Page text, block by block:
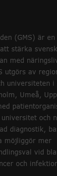
(GMS) är en
stärka
med
utgörs av
universiteten i
Umeå,
och
diagnostik,
möjliggör mer
vid
och